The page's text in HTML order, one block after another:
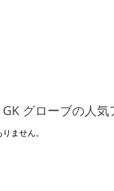
グローブの人気
ません。